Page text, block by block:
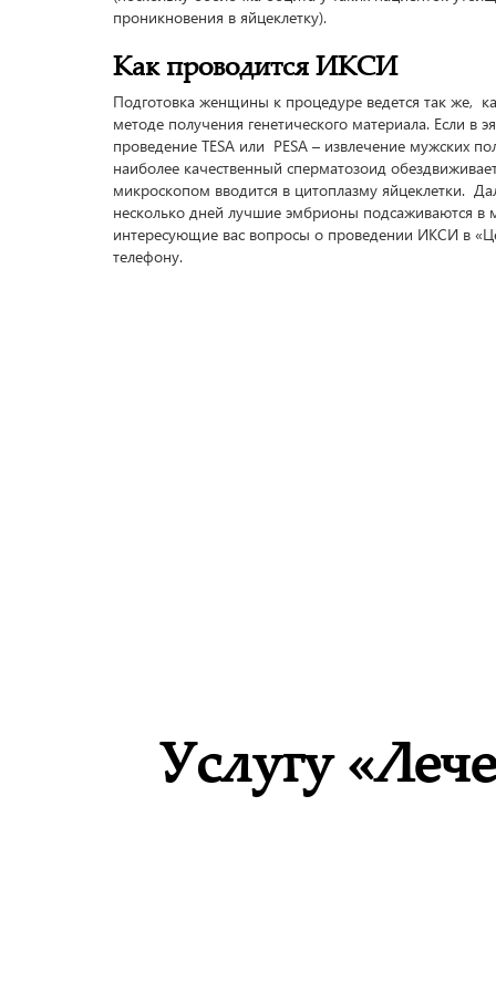
проникновения в яйцеклетку).
Как проводится ИКСИ
Подготовка женщины к процедуре ведется так же,
методе получения генетического материала. Если в
проведение TESA или PESA – извлечение мужских
наиболее качественный сперматозоид
микроскопом вводится в цитоплазму яйцеклетки.
несколько дней лучшие эмбрионы подсаживаются
интересующие вас вопросы о проведении ИКСИ в
телефону.
Услугу